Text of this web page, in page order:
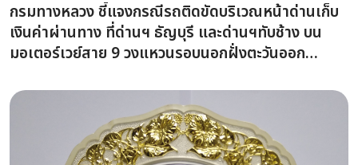
กรมทางหลวง ชี้แจงกรณีรถติดขัดบริเวณหน้าด่านเก็บ
เงินค่าผ่านทาง ที่ด่านฯ ธัญบุรี และด่านฯทับช้าง บน
มอเตอร์เวย์สาย 9 วงแหวนรอบนอกฝั่งตะวันออก